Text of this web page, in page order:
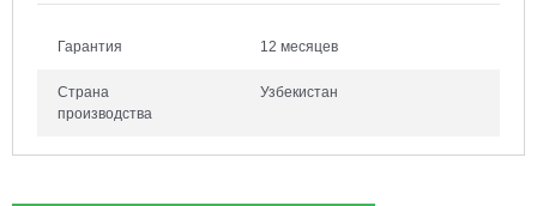
Гарантия 12 месяцев
Страна
производства
Узбекистан